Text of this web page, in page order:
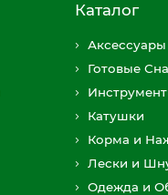
Каталог
Аксессуары
Готовые
Катушки
Корма и
Лески и
Одежда и